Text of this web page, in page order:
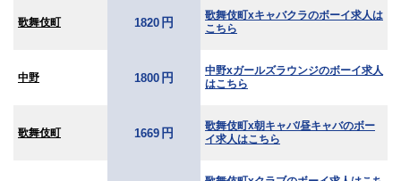
歌舞伎町 1820 円
歌舞伎町xキャバクラのボーイ求人は
こちら
中野 1800 円
中野xガールズラウンジのボーイ求人
はこちら
歌舞伎町 1669 円
歌舞伎町x朝キャバ/昼キャバのボー
イ求人はこちら